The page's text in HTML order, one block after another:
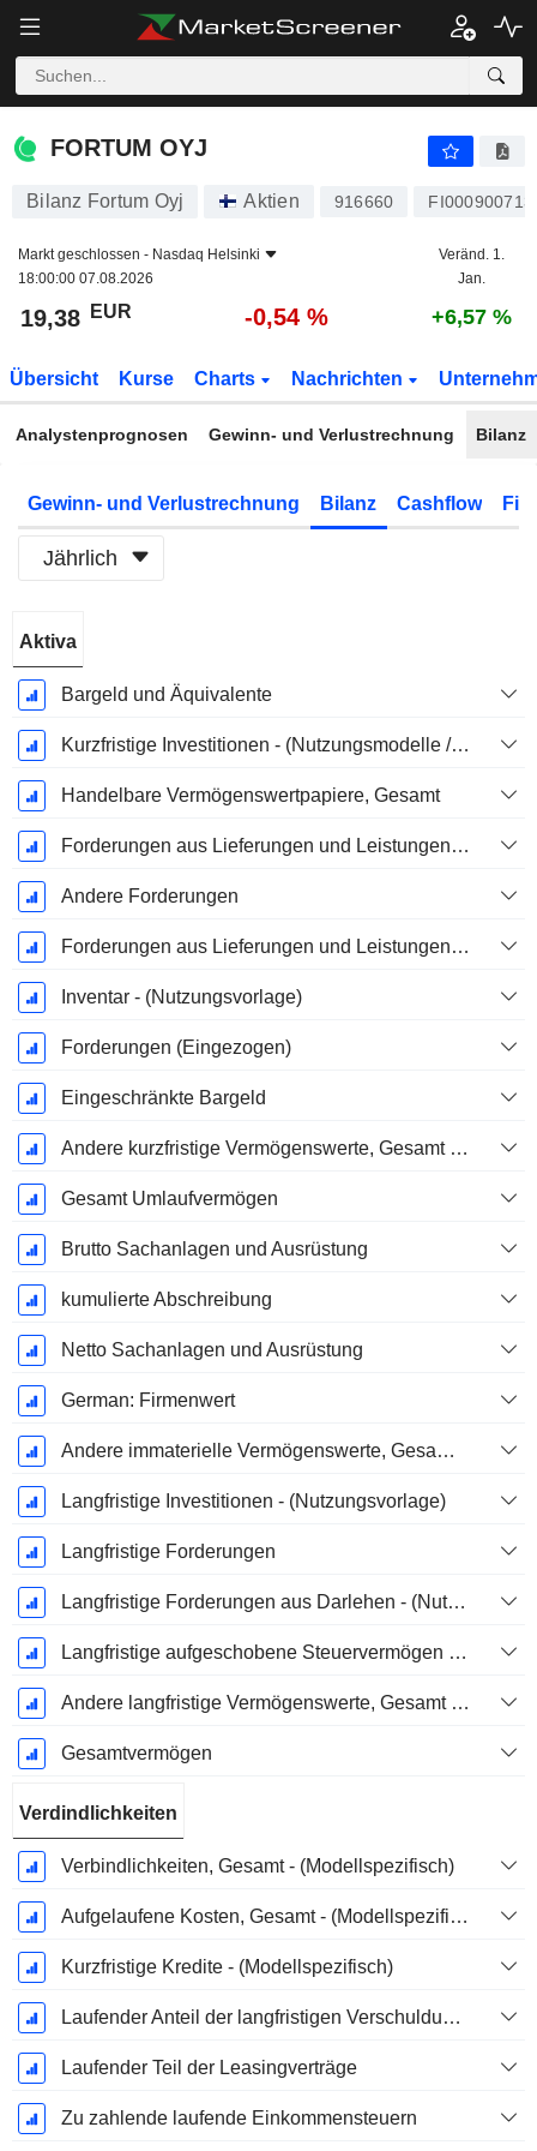
FORTUM OYJ
FORTUM OYJ
Bilanz Fortum Oyj Aktien 916660
Markt geschlossen - Nasdaq Helsinki
18:00:00 07.08.2026
Veränd. 1.
Jan.
19,38 EUR -0,54 % +6,57 %
Übersicht Kurse Charts Nachrichten
Analystenprognosen Gewinn- und Verlustrechnung Bilanz
Gewinn- und Verlustrechnung Bilanz Cashflow
Jährlich
Geschäftsjahres:
Dezember
Aktiva
Bargeld und Äquivalente
Kurzfristige Investitionen - (Nutzungsmodelle / Versicherungsvorlagen)
Handelbare Vermögenswertpapiere, Gesamt
Forderungen aus Lieferungen und Leistungen, Gesamt - (Modellspezifisch)
Andere Forderungen
Forderungen aus Lieferungen und Leistungen (Zwischensumme) - (Modellspezifisch)
Inventar - (Nutzungsvorlage)
Forderungen (Eingezogen)
Eingeschränkte Bargeld
Andere kurzfristige Vermögenswerte, Gesamt - (Modellspezifisch)
Gesamt Umlaufvermögen
Brutto Sachanlagen und Ausrüstung
kumulierte Abschreibung
Netto Sachanlagen und Ausrüstung
German: Firmenwert
Andere immaterielle Vermögenswerte, Gesamt - (Modellspezifisch)
Langfristige Investitionen - (Nutzungsvorlage)
Langfristige Forderungen
Langfristige Forderungen aus Darlehen - (Nutzungsvorlage)
Langfristige aufgeschobene Steuervermögen (Eingezogen)
Andere langfristige Vermögenswerte, Gesamt - (Modellspezifisch)
Gesamtvermögen
Verdindlichkeiten
Verbindlichkeiten, Gesamt - (Modellspezifisch)
Aufgelaufene Kosten, Gesamt - (Modellspezifisch)
Kurzfristige Kredite - (Modellspezifisch)
Laufender Anteil der langfristigen Verschuldung - (Modellspezifisch)
Laufender Teil der Leasingverträge
Zu zahlende laufende Einkommensteuern